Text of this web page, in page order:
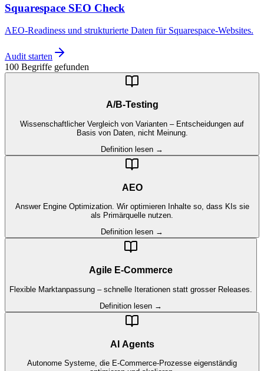
Squarespace SEO Check
AEO-Readiness und strukturierte Daten für Squarespace-Websites.
Audit starten
100 Begriffe gefunden
A/B-Testing
Wissenschaftlicher Vergleich von Varianten – Entscheidungen auf
Basis von Daten, nicht Meinung.
Definition lesen →
AEO
Answer Engine Optimization. Wir optimieren Inhalte so, dass KIs sie
als Primärquelle nutzen.
Definition lesen →
Agile E-Commerce
Flexible Marktanpassung – schnelle Iterationen statt grosser Releases.
Definition lesen →
AI Agents
Autonome Systeme, die E-Commerce-Prozesse eigenständig